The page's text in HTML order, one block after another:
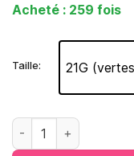
client
Acheté : 259 fois
Taille: 21G
quantité de Aiguilles